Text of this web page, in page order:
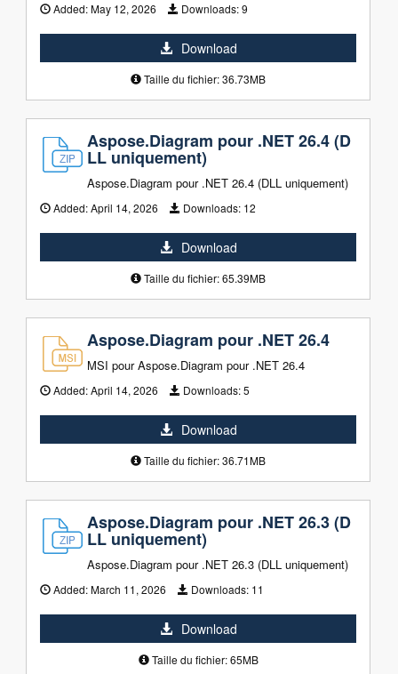
Added:May 12, 2026 Downloads:9
Download
Taille du fichier: 36.73MB
Aspose.Diagram pour .NET 26.4 (D
LL uniquement)
Aspose.Diagram pour .NET 26.4 (DLL uniquement)
Added:April 14, 2026 Downloads: 12
Download
Taille du fichier: 65.39MB
Aspose.Diagram pour .NET 26.4
MSI pour Aspose.Diagram pour .NET 26.4
Added:April 14, 2026 Downloads:5
Download
Taille du fichier: 36.71MB
Aspose.Diagram pour .NET 26.3 (D
LL uniquement)
Aspose.Diagram pour .NET 26.3 (DLL uniquement)
Added:March 11, 2026 Downloads: 11
Download
Taille du fichier: 65MB